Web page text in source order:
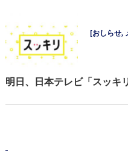
[おしらせ,
明日、日本テレビ「スッキ